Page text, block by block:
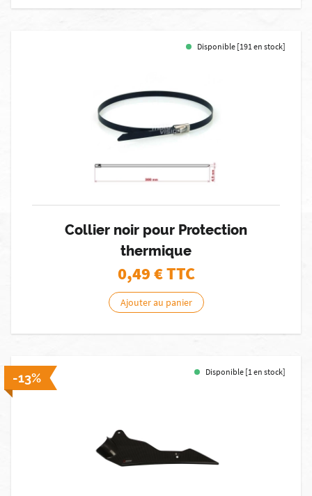
Disponible [191 en stock]
Collier noir pour Protection
thermique
0,49€ TTC
Ajouter au panier
-13% Disponible [1 en stock]